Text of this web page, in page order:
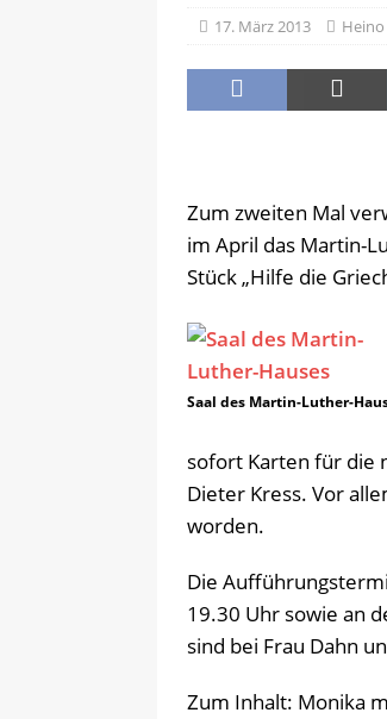
[ 6.
17. März 2013 Heino
Zum zweiten Mal
im April das Martin-
Stück „Hilfe die
Saal des Martin-Luther-
sofort Karten für die
Dieter Kress. Vor
worden.
Die
19.30 Uhr sowie an
sind bei Frau Dahn
Zum Inhalt: Monika